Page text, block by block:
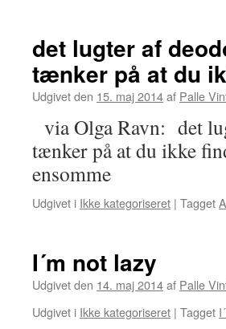
det lugter af
tænker på at du
Udgivet den 15. maj 2014af Palle
via Olga Ravn: det
tænker på at du ikke
ensomme
Udgivet i Ikke kategoriseret | Tagget
I´m not lazy
Udgivet den 14. maj 2014af Palle
Udgivet i Ikke kategoriseret | Tagget